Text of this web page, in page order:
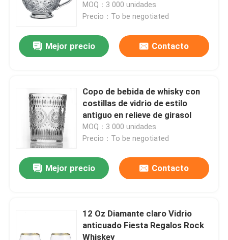
Inicio
MOQ：3 000 unidades
Precio：To be negotiated
Mejor precio Contacto
Copo de bebida de whisky con
costillas de vidrio de estilo
antiguo en relieve de girasol
MOQ：3 000 unidades
Precio：To be negotiated
Mejor precio Contacto
12 Oz Diamante claro Vidrio
anticuado Fiesta Regalos Rock
Whiskey